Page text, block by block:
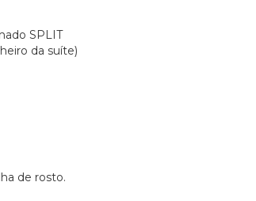
SPLIT
da suíte)
de rosto.